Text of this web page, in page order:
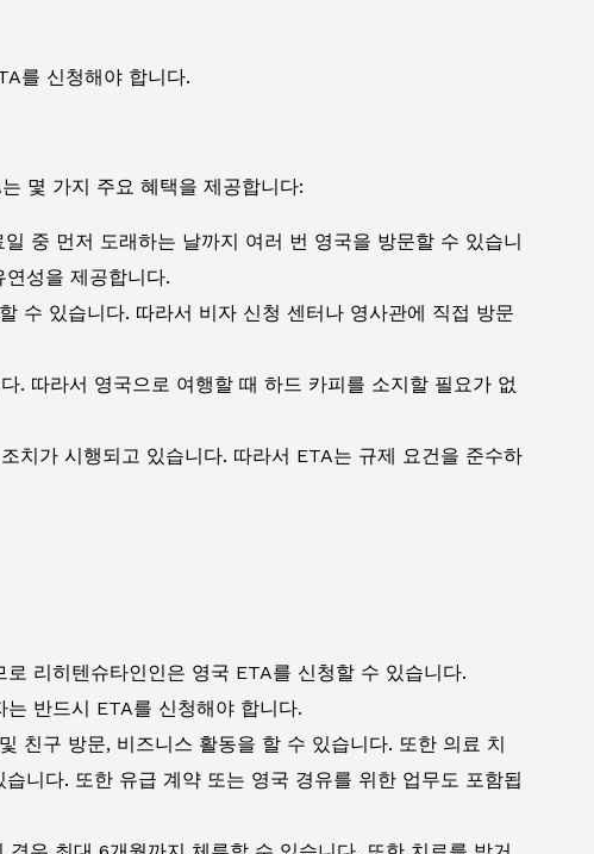
를 신청해야 합니다.
몇 가지 주요 혜택을 제공합니다:
중 먼저 도래하는 날까지 여러 번 영국을 방문할 수 있습니
성을 제공합니다.
수 있습니다. 따라서 비자 신청 센터나 영사관에 직접 방문
. 따라서 영국으로 여행할 때 하드 카피를 소지할 필요가 없
치가 시행되고 있습니다. 따라서 ETA는 규제 요건을 준수하
리히텐슈타인인은 영국 ETA를 신청할 수 있습니다.
반드시 ETA를 신청해야 합니다.
친구 방문, 비즈니스 활동을 할 수 있습니다. 또한 의료 치
니다. 또한 유급 계약 또는 영국 경유를 위한 업무도 포함됩